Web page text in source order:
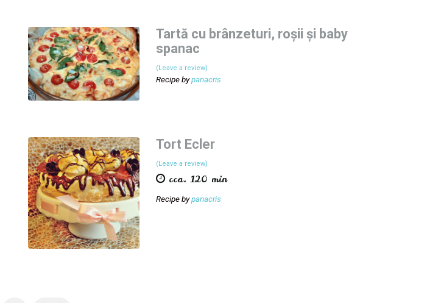
Tartă cu brânzeturi, roșii și baby
spanac
(Leave a review)
Recipe bypanacris
Tort Ecler
(Leave a review)
cca. 120 min
Recipe bypanacris